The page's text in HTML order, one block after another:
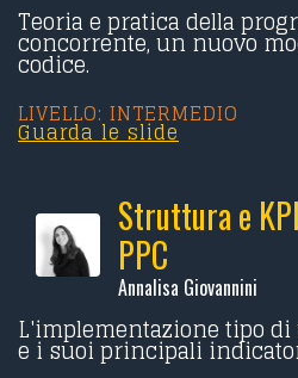
Teoria e pratica della
concorrente, un nuovo
codice.
LIVELLO: INTERMEDIO
Guarda le slide
Struttura e
PPC
Annalisa Giovannini
L'implementazione tipo di
e i suoi principali